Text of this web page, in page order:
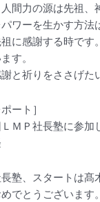
間力の源は先祖、
ワーを生かす方法
に感謝する時で
す。
と祈りをささげた
ート］
ＬＭＰ社長塾に参加
塾、スタートは髙
でとうございます